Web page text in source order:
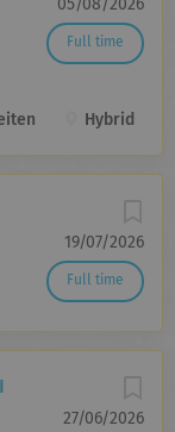
05/08/2026
Full time
Hybrid
19/07/2026
Full time
27/06/2026